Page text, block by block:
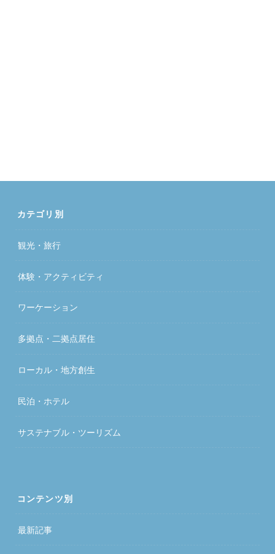
カテゴリ別
観光・旅行
体験・アクティビティ
ワーケーション
多拠点・二拠点居住
ローカル・地方創生
民泊・ホテル
サステナブル・ツーリズム
コンテンツ別
最新記事